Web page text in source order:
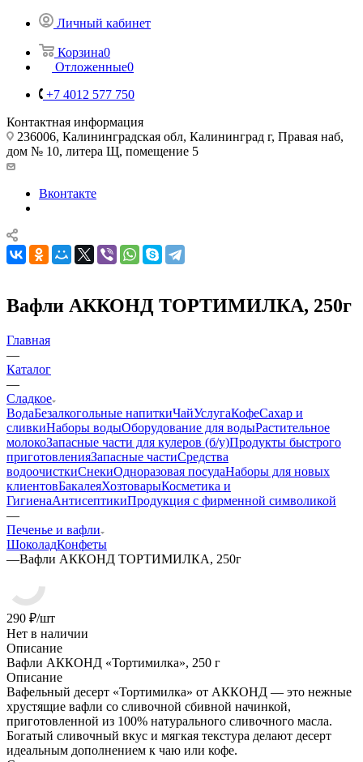
Личный кабинет
Корзина0
Отложенные0
+7 4012 577 750
Контактная информация
236006, Калининградская обл, Калининград г, Правая наб,
дом № 10, литера Щ, помещение 5
Вконтакте
Вафли АККОНД ТОРТИМИЛКА, 250г
Главная
—
Каталог
—
Сладкое
ВодаБезалкогольные напиткиЧайУслугаКофеСахар и
сливкиНаборы водыОборудование для водыРастительное
молокоЗапасные части для кулеров (б/у)Продукты быстрого
приготовленияЗапасные частиСредства
водоочисткиСнекиОдноразовая посудаНаборы для новых
клиентовБакалеяХозтоварыКосметика и
ГигиенаАнтисептикиПродукция с фирменной символикой
—
Печенье и вафли
ШоколадКонфеты
—Вафли АККОНД ТОРТИМИЛКА, 250г
290 ₽/шт
Нет в наличии
Описание
Вафли АККОНД «Тортимилка», 250 г
Описание
Вафельный десерт «Тортимилка» от АККОНД — это нежные
хрустящие вафли со сливочной сбивной начинкой,
приготовленной из 100% натурального сливочного масла.
Богатый сливочный вкус и мягкая текстура делают десерт
идеальным дополнением к чаю или кофе.